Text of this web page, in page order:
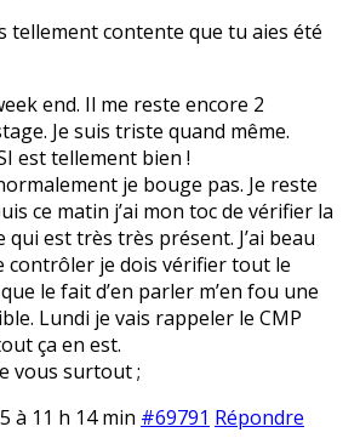
tellement contente que tu aies été
end. Il me reste encore 2
Je suis triste quand même.
est tellement bien !
je bouge pas. Je reste
ce matin j’ai mon toc de vérifier la
qui est très très présent. J’ai beau
contrôler je dois vérifier tout le
le fait d’en parler m’en fou une
Lundi je vais rappeler le CMP
ça en est.
vous surtout ;
à 11 h 14 min #69791 Répondre